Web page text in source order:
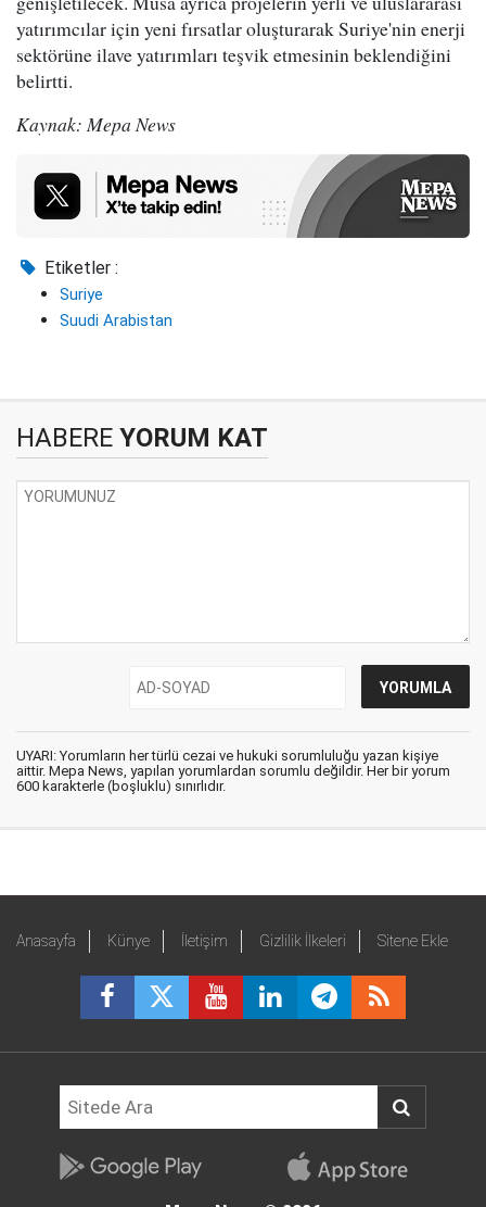
yatırımcılar için yeni fırsatlar oluşturarak Suriye'nin enerji
sektörüne ilave yatırımları teşvik etmesinin beklendiğini
belirtti.
Kaynak: Mepa News
Etiketler :
Suriye
Suudi Arabistan
HABERE YORUM KAT
UYARI: Yorumların her türlü cezai ve hukuki sorumluluğu yazan kişiye
aittir. Mepa News, yapılan yorumlardan sorumlu değildir. Her bir yorum
600 karakterle (boşluklu) sınırlıdır.
Anasayfa Künye İletişim Gizlilik İlkeleri Sitene Ekle